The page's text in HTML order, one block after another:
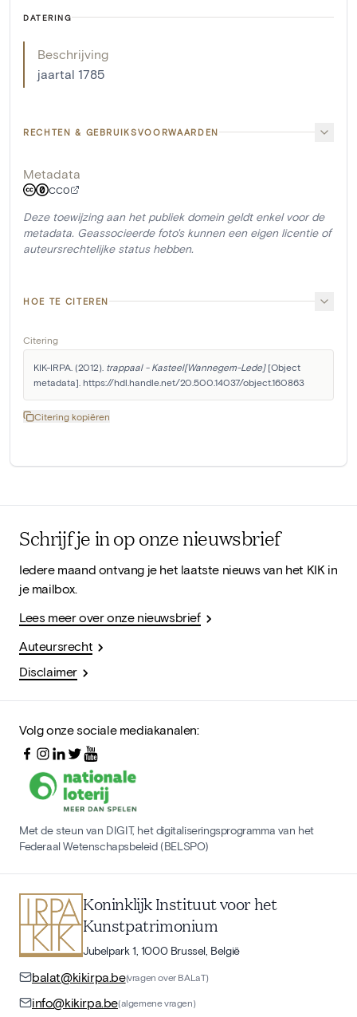
DATERING
Beschrijving
jaartal 1785
RECHTEN & GEBRUIKSVOORWAARDEN
Metadata
CC0
Deze toewijzing aan het publiek domein geldt enkel voor de
metadata. Geassocieerde foto's kunnen een eigen licentie of
auteursrechtelijke status hebben.
HOE TE CITEREN
Citering
KIK-IRPA. (2012). trappaal - Kasteel[Wannegem-Lede] [Object
metadata]. https://hdl.handle.net/20.500.14037/object.160863
Citering kopiëren
Schrijf je in op onze nieuwsbrief
Iedere maand ontvang je het laatste nieuws van het KIK in
je mailbox.
Lees meer over onze nieuwsbrief
Auteursrecht
Disclaimer
Volg onze sociale mediakanalen:
Met de steun van DIGIT, het digitaliseringsprogramma van het
Federaal Wetenschapsbeleid (BELSPO)
Koninklijk Instituut voor het
Kunstpatrimonium
Jubelpark 1, 1000 Brussel, België
balat@kikirpa.be(vragen over BALaT)
info@kikirpa.be(algemene vragen)